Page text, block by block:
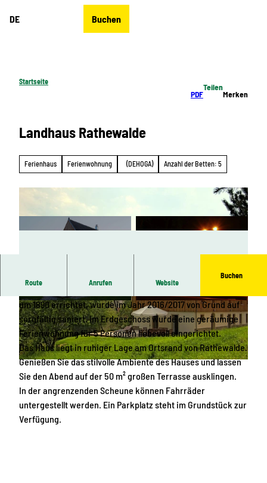
DE Buchen
Startseite
PDF
Teilen
Merken
Landhaus Rathewalde
Ferienhaus Ferienwohnung (DEHOGA) Anzahl der Betten: 5
© Ingeborg Decker | CC-BY-SA
© Franziska von Breitenbuch © Ingeborg Decker |CC-BY-SA
Route Anrufen Website
Buchen
um 1890 errichtet, wurde im Jahr 2016/2017 von Grund auf
sorgfältig saniert. Im Erdgeschoss wurde eine geräumige
Ferienwohnung für 5 Personen liebevoll eingerichtet.
Das Haus liegt in ruhiger Lage am Ortsrand von Rathewalde.
Genießen Sie das stilvolle Ambiente des Hauses und lassen
Sie den Abend auf der 50 m² großen Terrasse ausklingen.
In der angrenzenden Scheune können Fahrräder
untergestellt werden. Ein Parkplatz steht im Grundstück zur
Verfügung.